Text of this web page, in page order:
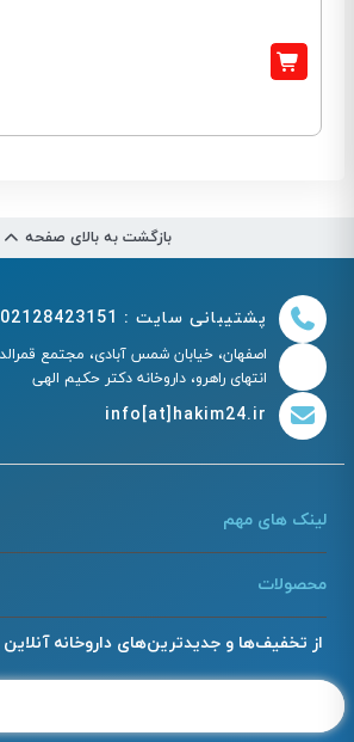
بازگشت به بالای صفحه
پشتیبانی سایت : 02128423151
اصفهان، خیابان شمس آبادی، مجتمع
انتهای راهرو، داروخانه دکتر حکیم الهی
info[at]hakim24.ir
لینک های مهم
محصولات
از تخفیف‌ها و جدیدترین‌های داروخانه آنلاین حکیم24